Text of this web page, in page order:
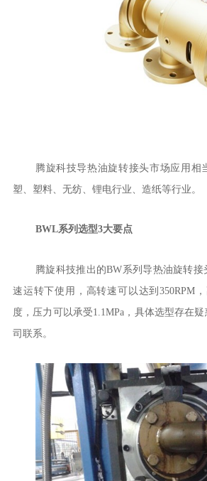
腾旋科技导热油旋转接头市场应用相
塑、塑料、无纺、锂电行业、造纸等行业。
BWL系列选型3大要点
腾旋科技推出的BW系列导热油旋转
速运转下使用，高转速可以达到350RPM
度，压力可以承受1.1MPa ，具体选型存在
司联系。